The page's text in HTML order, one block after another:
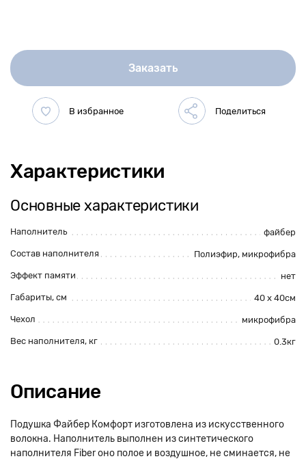
Заказать
Характеристики
Основные характеристики
Наполнитель файбер
Состав наполнителя Полиэфир, микрофибра
Эффект памяти нет
Габариты, см 40 х 40см
Чехол микрофибра
Вес наполнителя, кг 0.3кг
Описание
Подушка Файбер Комфорт изготовлена из искусственного
волокна. Наполнитель выполнен из синтетического
наполнителя Fiber оно полое и воздушное, не сминается, не